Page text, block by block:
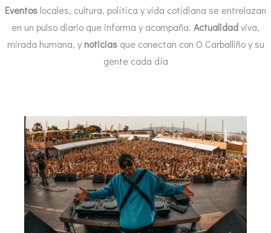
Eventos locales, cultura, política y vida cotidiana se entrelazan
en un pulso diario que informa y acompaña. Actualidadviva,
mirada humana, y noticiasque conectan con O Carballiño y su
gente cada día